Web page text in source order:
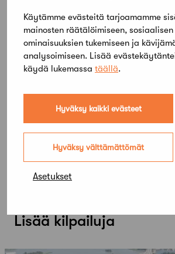
Käytämme evästeitä tarjoamamme
mainosten räätälöimiseen,
ominaisuuksien tukemiseen ja
analysoimiseen. Lisää
käydä lukemassa täällä.
Hyväksy kaikki evästeet
Hyväksy välttämättömät
Asetukset
Lisää kilpailuja